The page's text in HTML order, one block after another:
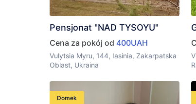
Pensjonat "NAD TYSOYU"
Cena za pokój od 400UAH
Vulytsia Myru, 144, Iasinia, Zakarpatska
Oblast, Ukraina
Domek